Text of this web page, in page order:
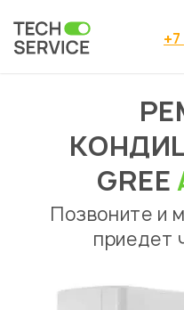
Ремонт
GREE
Позвоните и
приедет